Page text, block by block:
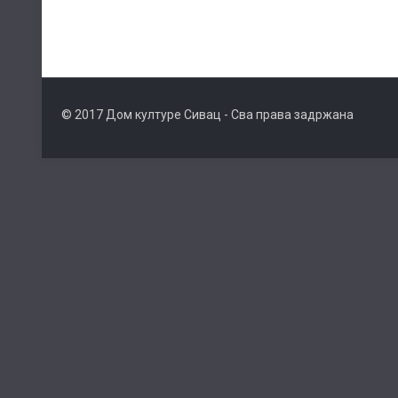
© 2017 Дом културе Сивац - Сва права задржана